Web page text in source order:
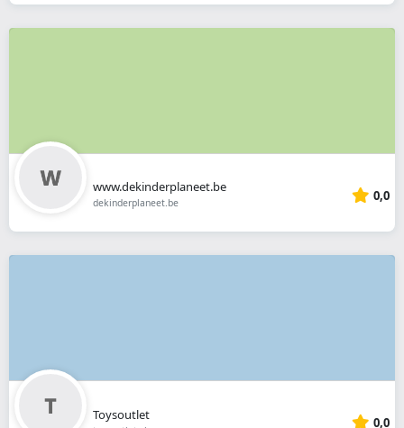
www.dekinderplaneet.be
dekinderplaneet.be 0,0
Toysoutlet
0,0